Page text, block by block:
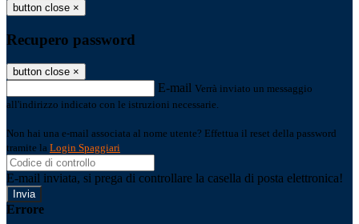
button close ×
Recupero password
button close ×
E-mail Verrà inviato un messaggio
all'indirizzo indicato con le istruzioni necessarie.
Non hai una e-mail associata al nome utente? Effettua il reset della password
tramite la Login Spaggiari
E-mail inviata, si prega di controllare la casella di posta elettronica!
Errore